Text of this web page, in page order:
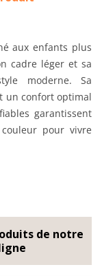
aux enfants plus
cadre léger et sa
moderne. Sa
un confort optimal
garantissent
pour vivre
de notre